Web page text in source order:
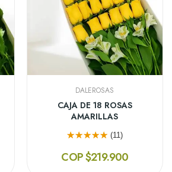
DALEROSAS
CAJA DE 18 ROSAS
AMARILLAS
(11)
COP $219.900